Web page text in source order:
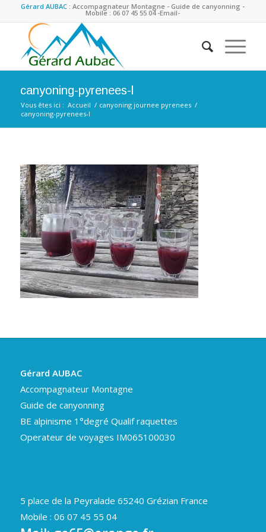
Gérard AUBAC :Accompagnateur Montagne - Guide de canyonning -
Mobile : 06 07 45 55 04 -Email-
canyoning-pyrenees-l
Vous êtes ici : Accueil / canyoning journee pyrenees /
canyoning-pyrenees-l
Gérard AUBAC
Accompagnateur Montagne
Guide de canyonning
BE alpinisme 1°degré Qualif raquettes
Operateur de voyages IM065100030
5 place de la Peyralade 65240 Grézian France
Mobile : 06 07 45 55 04